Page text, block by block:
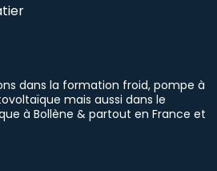
dans la formation froid, pompe à
mais aussi dans le
à Bollène & partout en France et